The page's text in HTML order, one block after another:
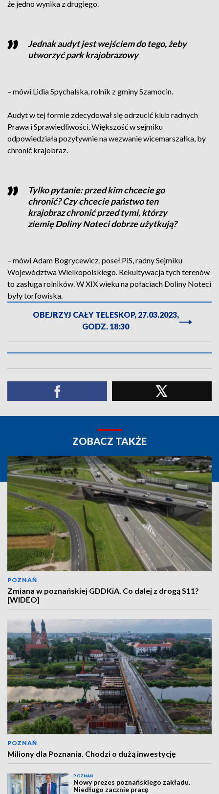
że jedno wynika z drugiego.
Jednak audyt jest wejściem do tego, żeby
utworzyć park krajobrazowy
– mówi Lidia Spychalska, rolnik z gminy Szamocin.
Audyt w tej formie zdecydował się odrzucić klub radnych
Prawa i Sprawiedliwości. Większość w sejmiku
odpowiedziała pozytywnie na wezwanie wicemarszałka, by
chronić krajobraz.
Tylko pytanie: przed kim chcecie go
chronić? Czy chcecie państwo ten
krajobraz chronić przed tymi, którzy
ziemię Doliny Noteci dobrze użytkują?
– mówi Adam Bogrycewicz, poseł PiS, radny Sejmiku
Województwa Wielkopolskiego. Rekultywacja tych terenów
to zasługa rolników. W XIX wieku na połaciach Doliny Noteci
były torfowiska.
OBEJRZYJ CAŁY TELESKOP, 27.03.2023,
GODZ. 18:30
ZOBACZ TAKŻE
POZNAŃ
Zmiana w poznańskiej GDDKiA. Co dalej z drogą S11?
[WIDEO]
POZNAŃ
Miliony dla Poznania. Chodzi o dużą inwestycję
POZNAŃ
Nowy prezes poznańskiego zakładu.
Niedługo zacznie pracę